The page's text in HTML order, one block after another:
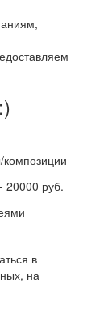
композиции
20000 руб.
в
на